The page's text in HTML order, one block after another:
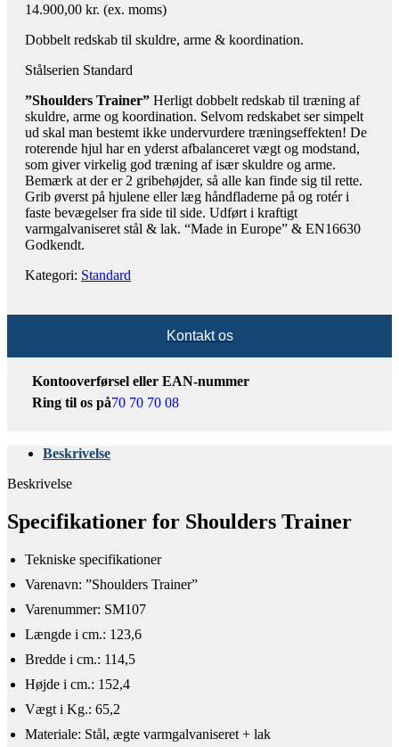
14.900,00 kr. (ex. moms)
Dobbelt redskab til skuldre, arme & koordination.
Stålserien Standard
”Shoulders Trainer” Herligt dobbelt redskab til træning af
skuldre, arme og koordination. Selvom redskabet ser simpelt
ud skal man bestemt ikke undervurdere træningseffekten! De
roterende hjul har en yderst afbalanceret vægt og modstand,
som giver virkelig god træning af især skuldre og arme.
Bemærk at der er 2 gribehøjder, så alle kan finde sig til rette.
Grib øverst på hjulene eller læg håndfladerne på og rotér i
faste bevægelser fra side til side. Udført i kraftigt
varmgalvaniseret stål & lak. “Made in Europe” & EN16630
Godkendt.
Kategori: Standard
Kontakt os
Kontooverførsel eller EAN-nummer
Ring til os på70 70 70 08
Beskrivelse
Beskrivelse
Specifikationer for ​Shoulders Trainer
Tekniske specifikationer​
Varenavn: ”Shoulders Trainer”
Varenummer: SM107
Længde i cm.: 123,6
Bredde i cm.: 114,5
Højde i cm.: 152,4
Vægt i Kg.: 65,2
Materiale: Stål, ægte varmgalvaniseret + lak